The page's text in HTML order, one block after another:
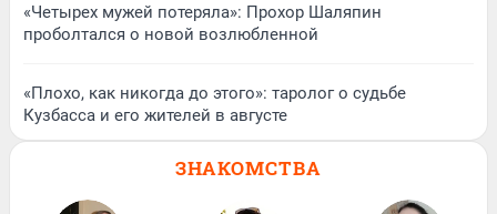
«Четырех мужей потеряла»: Прохор Шаляпин
проболтался о новой возлюбленной
«Плохо, как никогда до этого»: таролог о судьбе
Кузбасса и его жителей в августе
ЗНАКОМСТВА